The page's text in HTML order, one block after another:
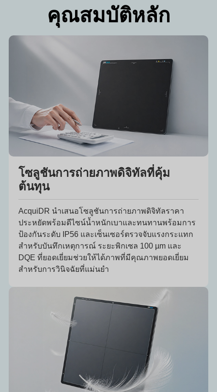
คุณสมบัติหลัก
โซลูชันการถ่ายภาพดิจิทัลที่คุ้ม
ต้นทุน
AcquiDR นำเสนอโซลูชันการถ่ายภาพดิจิทัลราคา
ประหยัดพร้อมดีไซน์น้ำหนักเบาและทนทานพร้อมการ
ป้องกันระดับ IP56 และเซ็นเซอร์ตรวจจับแรงกระแทก
สำหรับบันทึกเหตุการณ์ ระยะพิกเซล 100 µm และ
DQE ที่ยอดเยี่ยมช่วยให้ได้ภาพที่มีคุณภาพยอดเยี่ยม
สำหรับการวินิจฉัยที่แม่นยำ